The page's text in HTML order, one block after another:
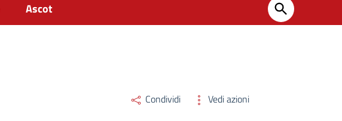
Ascot
Condividi Vedi azioni